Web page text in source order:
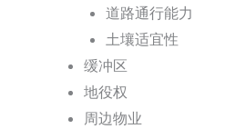
道路通行能力
土壤适宜性
缓冲区
地役权
周边物业